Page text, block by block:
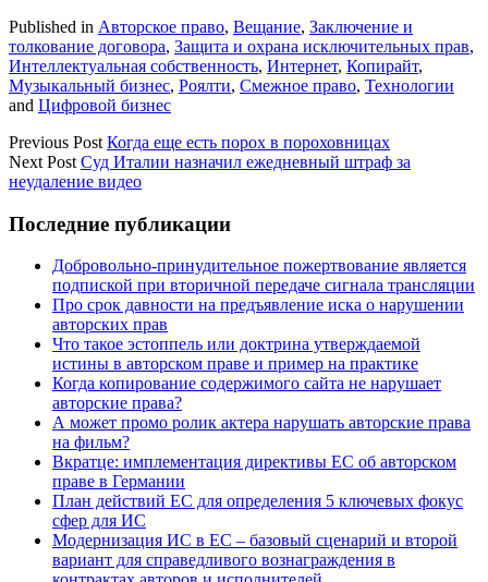
Published in Авторское право, Вещание, Заключение и
толкование договора, Защита и охрана исключительных прав,
Интеллектуальная собственность, Интернет, Копирайт,
Музыкальный бизнес, Роялти, Смежное право, Технологии
and Цифровой бизнес
Previous Post Когда еще есть порох в пороховницах
Next Post Суд Италии назначил ежедневный штраф за
неудаление видео
Sidebar
Последние публикации
Добровольно-принудительное пожертвование является
подпиской при вторичной передаче сигнала трансляции
Про срок давности на предъявление иска о нарушении
авторских прав
Что такое эстоппель или доктрина утверждаемой
истины в авторском праве и пример на практике
Когда копирование содержимого сайта не нарушает
авторские права?
А может промо ролик актера нарушать авторские права
на фильм?
Вкратце: имплементация директивы ЕС об авторском
праве в Германии
План действий ЕС для определения 5 ключевых фокус
сфер для ИС
Модернизация ИС в ЕС – базовый сценарий и второй
вариант для справедливого вознаграждения в